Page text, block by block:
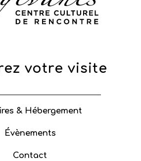
votre visite
& Hébergement
Évènements
Contact